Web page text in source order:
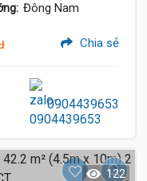
Đông Nam
Chia sẻ
0904439653
122